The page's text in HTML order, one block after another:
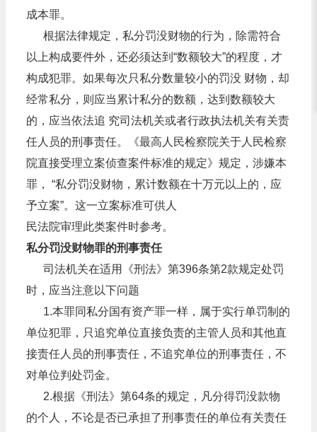
成本罪。
根据法律规定，私分罚没财物的行为，除需符合
以上构成要件外，还必须达到“数额较大”的程度，才
构成犯罪。如果每次只私分数量较小的罚没 财物，却
经常私分，则应当累计私分的数额，达到数额较大
的，应当依法追 究司法机关或者行政执法机关有关责
任人员的刑事责任。《最高人民检察院关于人民检察
院直接受理立案侦查案件标准的规定》规定，涉嫌本
罪， “私分罚没财物，累计数额在十万元以上的，应
予立案”。这一立案标准可供人
民法院审理此类案件时参考。
私分罚没财物罪的刑事责任
司法机关在适用《刑法》第396条第2款规定处罚
时，应当注意以下问题
1.本罪同私分国有资产罪一样，属于实行单罚制的
单位犯罪，只追究单位直接负责的主管人员和其他直
接责任人员的刑事责任，不追究单位的刑事责任，不
对单位判处罚金。
2.根据《刑法》第64条的规定，凡分得罚没款物
的个人，不论是否已承担了刑事责任的单位有关责任